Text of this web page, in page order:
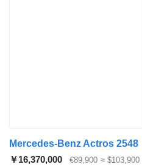
Mercedes-Benz Actros 2548
￥16,370,000
€89,900 ≈ $103,900